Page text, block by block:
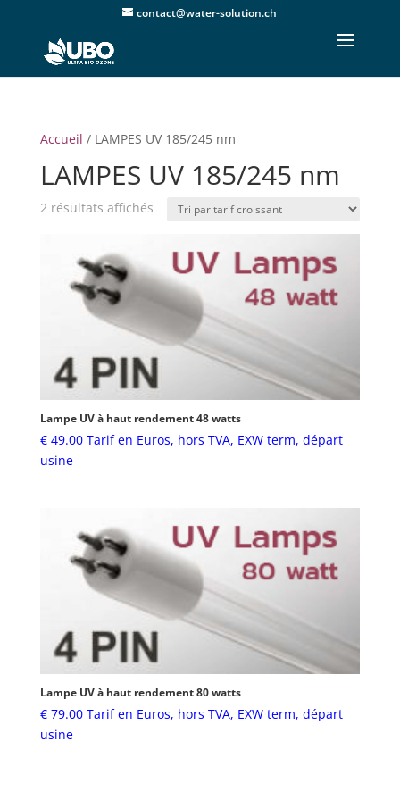
contact@water-solution.ch
Accueil / LAMPES UV 185/245 nm
LAMPES UV 185/245 nm
2 résultats affichésTrié
prix
croissant
Lampe UV à haut rendement 48 watts
€49.00 Tarif en Euros, hors TVA, EXW term, départ
usine
Lampe UV à haut rendement 80 watts
€79.00 Tarif en Euros, hors TVA, EXW term, départ
usine